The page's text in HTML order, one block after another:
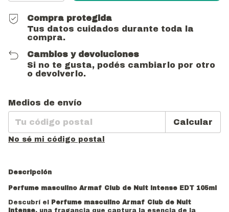
Compra protegida
Tus datos cuidados durante toda la
compra.
Cambios y devoluciones
Si no te gusta, podés cambiarlo por otro
o devolverlo.
Entregas para el CP:
Medios de envío
Calcular
No sé mi código postal
Descripción
Perfume masculino Armaf Club de Nuit Intense EDT 105ml
Descubrí el
Perfume masculino Armaf Club de Nuit
Intense, una fragancia que captura la esencia de la